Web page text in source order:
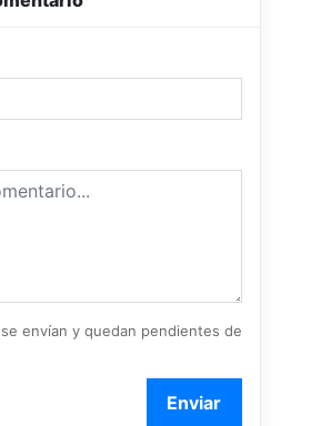
envían y quedan pendientes de
Enviar